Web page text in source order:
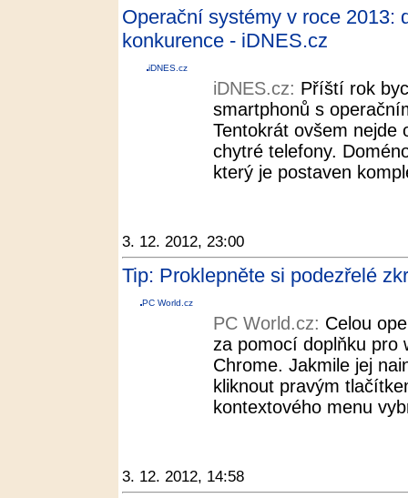
Operační systémy v roce 2013:
konkurence - iDNES.cz
iDNES.cz
iDNES.cz: Příští rok
smartphonů s
Tentokrát ovšem nejde
chytré telefony.
který je postaven
3. 12. 2012, 23:00
Tip: Proklepněte si podezřelé
PC World.cz
PC World.cz: Celou
za pomocí doplňku pro
Chrome. Jakmile jej
kliknout pravým
kontextového menu
3. 12. 2012, 14:58